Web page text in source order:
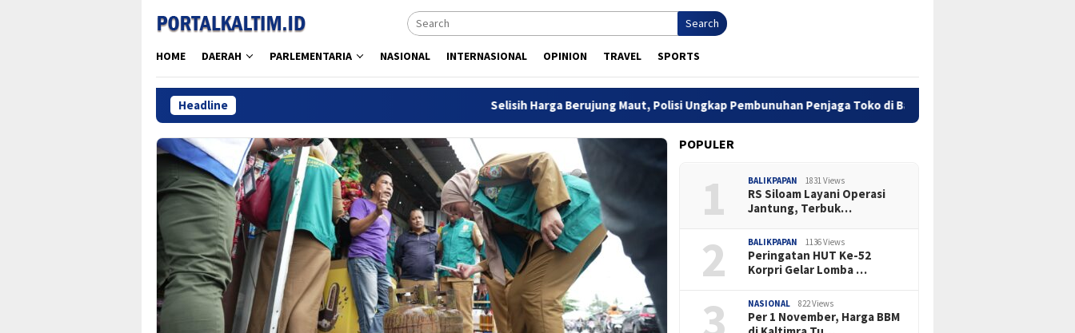
Search
HOME DAERAH PARLEMENTARIA NASIONAL INTERNASIONAL OPINION TRAVEL SPORTS
Headline Selisih Harga Berujung Maut, Polisi Ungkap Pembunuhan Penjaga Toko di Balikpapan Utara
POPULER
1 BALIKPAPAN 1831 Views
RS Siloam Layani Operasi
Jantung, Terbuk…
2 BALIKPAPAN 1136 Views
Peringatan HUT Ke-52
Korpri Gelar Lomba …
3 NASIONAL 822 Views
Per 1 November, Harga BBM